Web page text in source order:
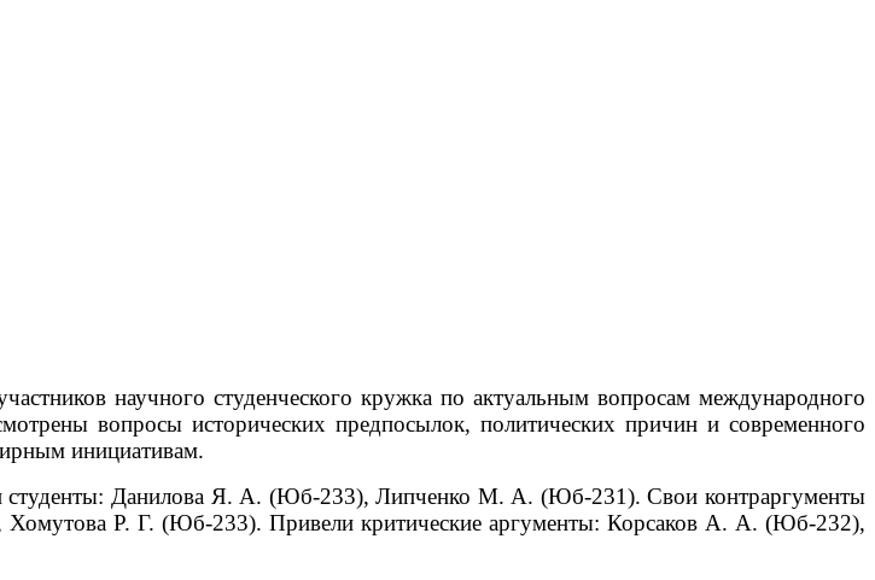
научного студенческого кружка по актуальным вопросам международного
вопросы исторических предпосылок, политических причин и современного
инициативам.
студенты: Данилова Я. А. (Юб-233), Липченко М. А. (Юб-231).Свои контраргументы
Хомутова Р. Г. (Юб-233). Привели критические аргументы: Корсаков А. А. (Юб-232),